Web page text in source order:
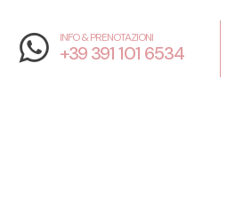
INFO & PRENOTAZIONI
+39 391 101 6534